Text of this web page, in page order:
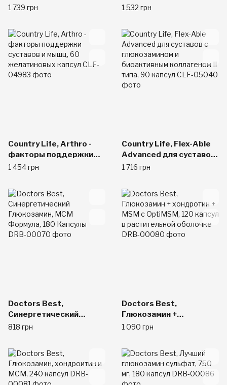
натрия, 90 таблеток
1 739 грн
хондроитина, 90 капсул
1 532 грн
Country Life, Arthro -
факторы поддержки
суставов и мышц, 60
1 454 грн
Country Life, Flex-Able
Advanced для суставов
с глюкозамином и
коллагеном II типа, 90
капсул
1 716 грн
Doctors Best,
Синергетический
Глюкозамин, МСМ
818 грн
Doctors Best,
Глюкозамин +
хондротин + MSM с
растительной оболочке
1 090 грн